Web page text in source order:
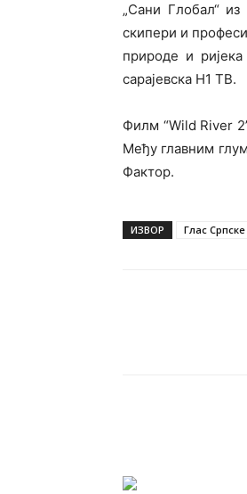
„Сани Глобал“
скипери и
природе и
сарајевска Н1 ТВ.
Филм “Wild River
Међу главним
Фактор.
ИЗВОР Глас Српске